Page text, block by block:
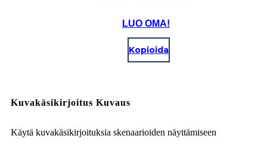
LUO OMA!
Kopioida
Kuvakäsikirjoitus Kuvaus
Käytä kuvakäsikirjoituksia skenaarioiden näyttämiseen